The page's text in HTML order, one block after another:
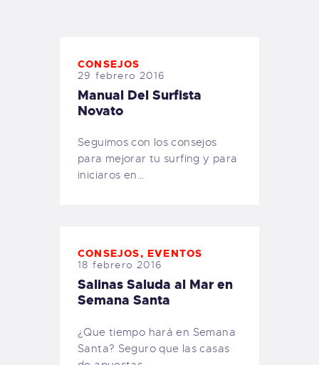
CONSEJOS
29 febrero 2016
Manual Del Surfista
Novato
Seguimos con los consejos
para mejorar tu surfing y para
iniciaros en…
CONSEJOS,EVENTOS
18 febrero 2016
Salinas Saluda al Mar en
Semana Santa
¿Que tiempo hará en Semana
Santa? Seguro que las casas